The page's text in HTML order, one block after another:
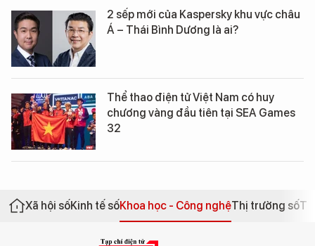
2 sếp mới của Kaspersky khu vực châu
Á – Thái Bình Dương là ai?
Thể thao điện tử Việt Nam có huy
chương vàng đầu tiên tại SEA Games
32
Xã hội sốKinh tế sốKhoa học - Công nghệThị trường số